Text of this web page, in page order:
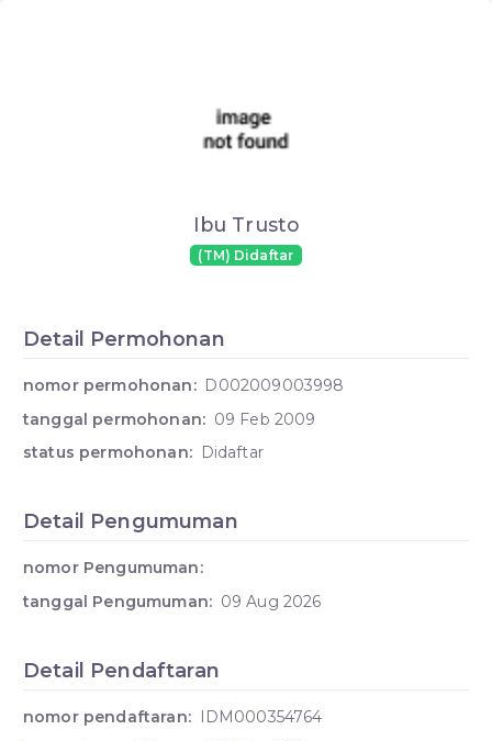
Ibu Trusto
(TM) Didaftar
Detail Permohonan
nomor permohonan: D002009003998
tanggal permohonan: 09 Feb 2009
status permohonan: Didaftar
Detail Pengumuman
nomor Pengumuman:
tanggal Pengumuman: 09 Aug 2026
Detail Pendaftaran
nomor pendaftaran: IDM000354764